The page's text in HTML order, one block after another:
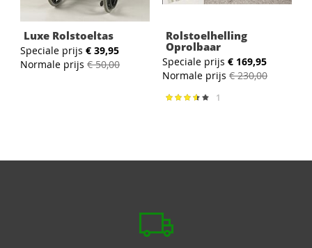
Luxe Rolstoeltas
Speciale prijs € 39,95
Normale prijs € 50,00
Rolstoelhelling
Oprolbaar
Speciale prijs € 169,95
Normale prijs € 230,00
Waardering:1